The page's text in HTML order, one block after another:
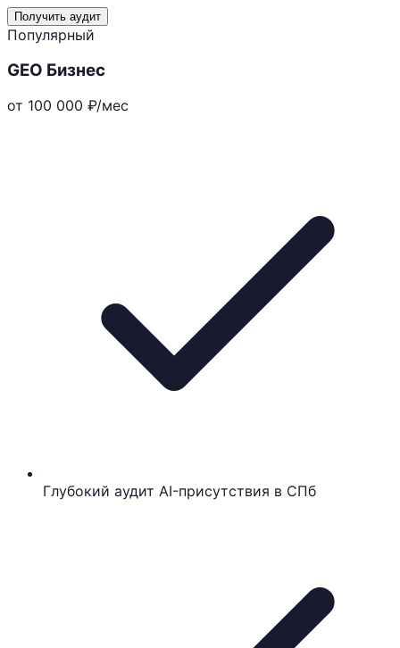
Получить аудит
Популярный
GEO Бизнес
от 100 000 ₽/мес
Глубокий аудит AI-присутствия в СПб